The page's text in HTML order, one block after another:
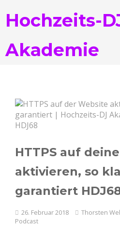
Hochzeits-
Akademie
HTTPS auf
aktivieren, so
garantiert
26. Februar 2018 Thorsten
Podcast